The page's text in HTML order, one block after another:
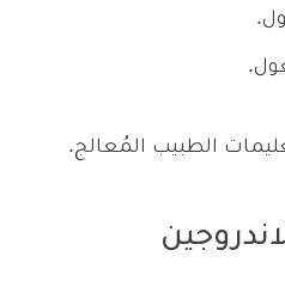
الطبيب المُعالج.